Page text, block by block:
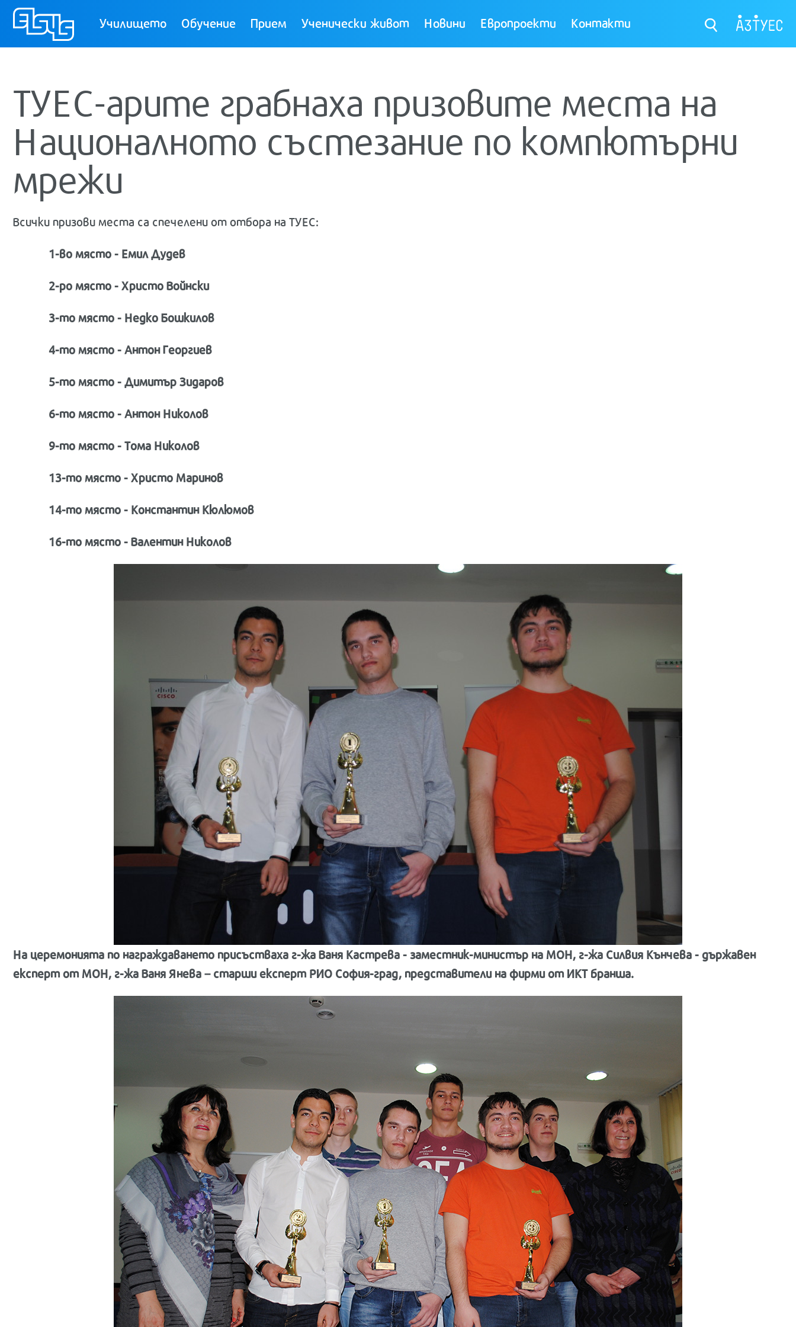
Училището Обучение Прием Ученически живот Новини Европроекти Контакти
ТУЕС-арите грабнаха призовите места на
Националното състезание по компютърни
мрежи
Всички призови места са спечелени от отбора на ТУЕС:
1-во място - Емил Дудев
2-ро място - Христо Войнски
3-то място - Недко Бошкилов
4-то място - Антон Георгиев
5-то място - Димитър Зидаров
6-то място - Антон Николов
9-то място - Тома Николов
13-то място - Христо Маринов
14-то място - Константин Кюлюмов
16-то място - Валентин Николов
На церемонията по награждаването присъстваха г-жа Ваня Кастрева - заместник-министър на МОН, г-жа Силвия Кънчева - държавен
експерт от МОН, г-жа Ваня Янева – старши експерт РИО София-град, представители на фирми от ИКТ бранша.